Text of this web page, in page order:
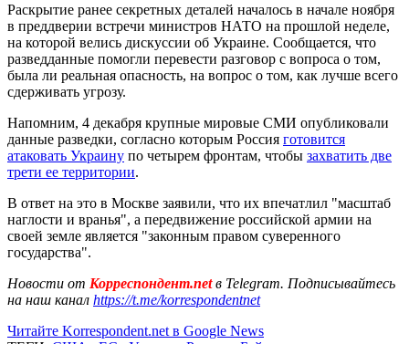
Раскрытие ранее секретных деталей началось в начале ноября
в преддверии встречи министров НАТО на прошлой неделе,
на которой велись дискуссии об Украине. Сообщается, что
разведданные помогли перевести разговор с вопроса о том,
была ли реальная опасность, на вопрос о том, как лучше всего
сдерживать угрозу.
Напомним, 4 декабря крупные мировые СМИ опубликовали
данные разведки, согласно которым Россия готовится
атаковать Украину по четырем фронтам, чтобы захватить две
трети ее территории.
В ответ на это в Москве заявили, что их впечатлил "масштаб
наглости и вранья", а передвижение российской армии на
своей земле является "законным правом суверенного
государства".
Новости от Корреспондент.netв Telegram. Подписывайтесь
на наш канал https://t.me/korrespondentnet
Читайте Korrespondent.net в Google News